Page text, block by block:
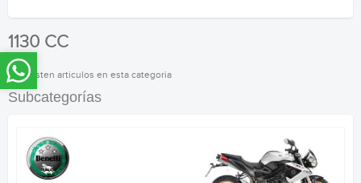
1130 CC
No existen articulos en esta categoria
Subcategorías